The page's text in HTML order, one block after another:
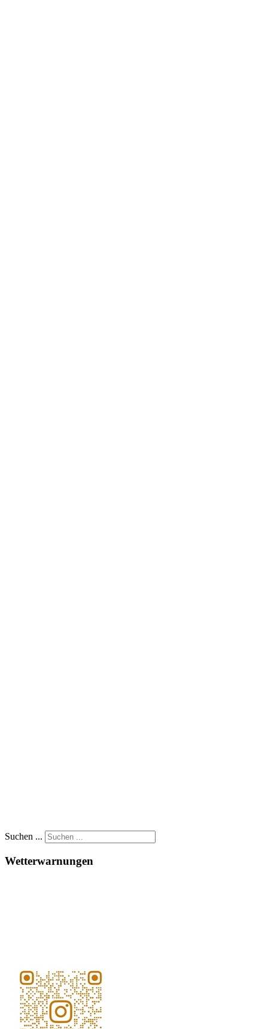
Suchen ...
Wetterwarnungen